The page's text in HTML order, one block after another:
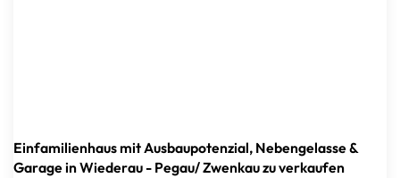
Einfamilienhaus mit Ausbaupotenzial, Nebengelasse &
Garage in Wiederau - Pegau/ Zwenkau zu verkaufen